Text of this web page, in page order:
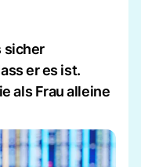
sicher
er es ist.
als Frau alleine